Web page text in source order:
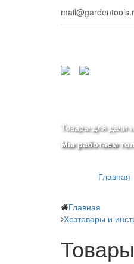
Товары для дачи
Мы работаем
Главная
Главная
Хозтовары и